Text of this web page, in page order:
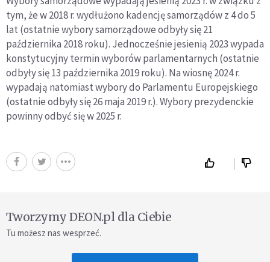
tym, że w 2018 r. wydłużono kadencję samorządów z 4 do 5
lat (ostatnie wybory samorządowe odbyły się 21
października 2018 roku). Jednocześnie jesienią 2023 wypada
konstytucyjny termin wyborów parlamentarnych (ostatnie
odbyły się 13 października 2019 roku). Na wiosnę 2024 r.
wypadają natomiast wybory do Parlamentu Europejskiego
(ostatnie odbyły się 26 maja 2019 r.). Wybory prezydenckie
powinny odbyć się w 2025 r.
Tworzymy DEON.pl dla Ciebie
Tu możesz nas wesprzeć.